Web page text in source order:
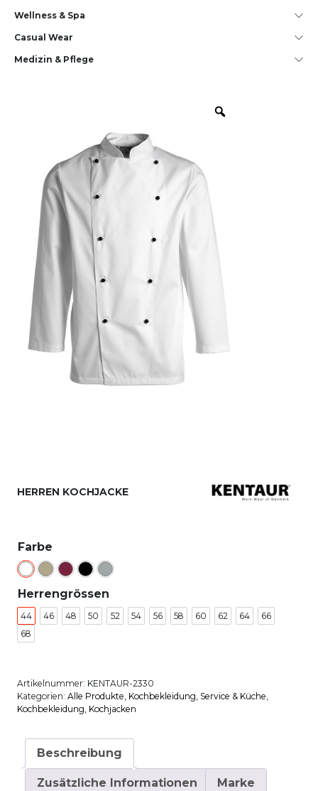
Wellness & Spa
Casual Wear
Medizin & Pflege
HERREN KOCHJACKE
Farbe
Herrengrössen
44 46 48 50 52 54 56 58 60 62 64
66
68
Artikelnummer: KENTAUR-2330
Kategorien: Alle Produkte, Kochbekleidung, Service & Küche,
Kochbekleidung, Kochjacken
Beschreibung
Zusätzliche Informationen Marke